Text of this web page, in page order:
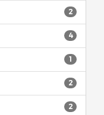
2
4
1
2
2